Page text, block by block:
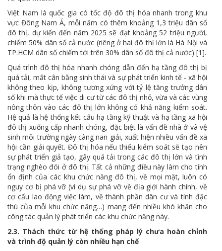
Việt Nam là quốc gia có tốc độ đô thị hóa nhanh trong khu
vực Đông Nam Á, mỗi năm có thêm khoảng 1,3 triệu dân số
đô thị, dự kiến đến năm 2025 sẽ đạt khoảng 52 triệu người,
chiếm 50% dân số cả nước (riêng ở hai đô thị lớn là Hà Nội và
TP.HCM dân số chiếm tới trên 30% dân số đô thị cả nước) [1].
Quá trình đô thị hóa nhanh chóng dẫn đến hạ tầng đô thị bị
quá tải, mất cân bằng sinh thái và sự phát triển kinh tế - xã hội
không theo kịp, không tương xứng với tỷ lệ tăng trưởng dân
số khi mà thực tế việc di cư từ các đô thị nhỏ, vừa và các vùng
nông thôn vào các đô thị lớn không có khả năng kiểm soát.
Hệ quả là hệ thống kết cấu hạ tầng kỹ thuật và hạ tầng xã hội
đô thị xuống cấp nhanh chóng, đặc biệt là vấn đề nhà ở và vệ
sinh môi trường ngày càng nan giải, xuất hiện nhiều vấn đề xã
hội cần giải quyết. Đô thị hóa nếu thiếu kiểm soát sẽ tạo nên
sự phát triển giả tạo, gây quá tải trong các đô thị lớn và tình
trạng nghèo đói ở đô thị. Tất cả những điều này làm cho tính
ổn định của các khu chức năng đô thị, về mọi mặt, luôn có
nguy cơ bị phá vỡ (ví dụ sự phá vỡ về địa giới hành chính, về
cơ cấu lao động việc làm, về thành phần dân cư và tính đặc
thù của mỗi khu chức năng…) mang đến nhiều khó khăn cho
công tác quản lý phát triển các khu chức năng này.
2.3. Thách thức từ hệ thống pháp lý chưa hoàn chỉnh
và trình độ quản lý còn nhiều hạn chế